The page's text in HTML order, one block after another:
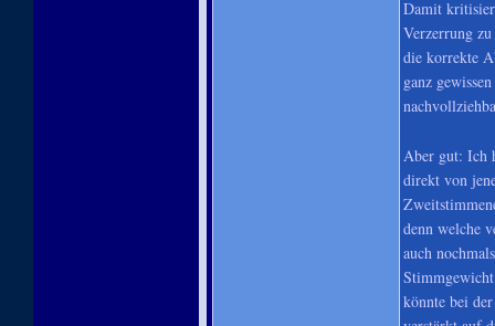
Damit
Verzerrung
die korrekte
ganz
Aber gut: Ich
direkt von
denn welche
auch
könnte bei